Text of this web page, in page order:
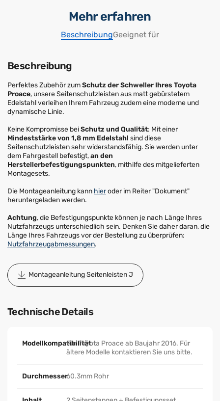
Mehr erfahren
BeschreibungGeeignet für
Beschreibung
Perfektes Zubehör zumSchutz der Schweller Ihres Toyota
Proace, unsere Seitenschutzleisten aus matt gebürstetem
Edelstahl verleihen Ihrem Fahrzeug zudem eine moderne und
dynamische Linie.
Keine Kompromisse beiSchutz und Qualität: Mit einer
Mindeststärke von 1,8 mm Edelstahl sind diese
Seitenschutzleisten sehr widerstandsfähig. Sie werden unter
dem Fahrgestell befestigt,an den
Herstellerbefestigungspunkten, mithilfe des mitgelieferten
Montagesets.
Die Montageanleitung kann hieroder im Reiter "Dokument"
heruntergeladen werden.
Achtung, die Befestigungspunkte können je nach Länge Ihres
Nutzfahrzeugs unterschiedlich sein. Denken Sie daher daran, die
Länge Ihres Fahrzeugs vor der Bestellung zu überprüfen:
Nutzfahrzeugabmessungen.
Montageanleitung Seitenleisten J
Technische Details
ModellkompatibilitätFür Toyota Proace ab Baujahr 2016. Für
ältere Modelle kontaktieren Sie uns bitte.
Durchmesser60.3mm Rohr